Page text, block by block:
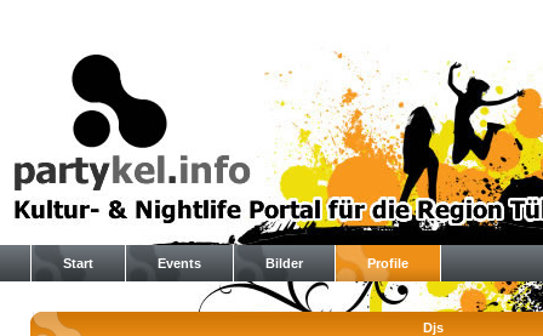
Start Events Bilder Profile
Djs